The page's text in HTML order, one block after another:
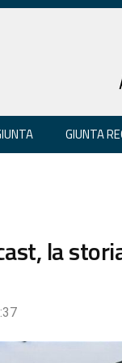
GIUNTA
la